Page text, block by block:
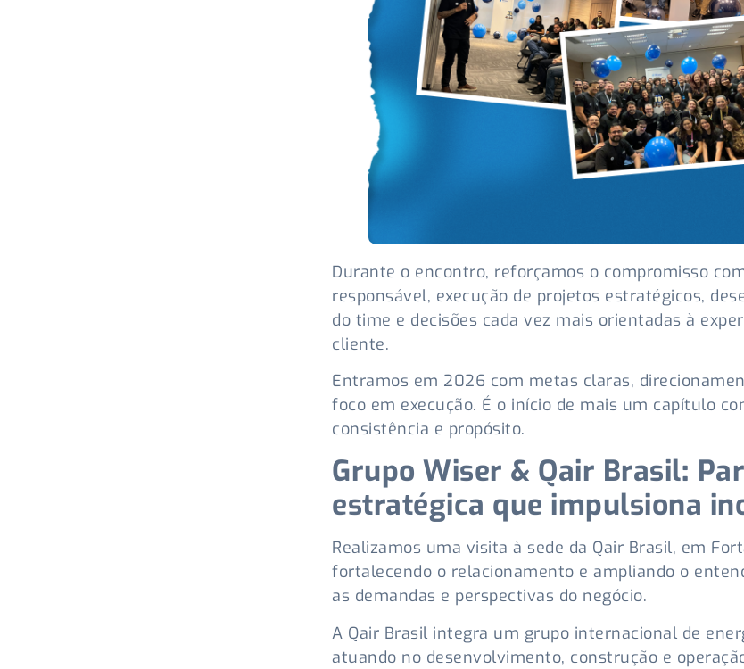
Durante o encontro, reforçamos o compromisso
responsável, execução de projetos estratégicos,
do time e decisões cada vez mais orientadas à
cliente.
Entramos em 2026 com metas claras,
foco em execução. É o início de mais um capítulo
consistência e propósito.
Grupo Wiser & Qair Brasil:
estratégica que impulsiona
Realizamos uma visita à sede da Qair Brasil, em
fortalecendo o relacionamento e ampliando o
as demandas e perspectivas do negócio.
A Qair Brasil integra um grupo internacional de
atuando no desenvolvimento, construção e